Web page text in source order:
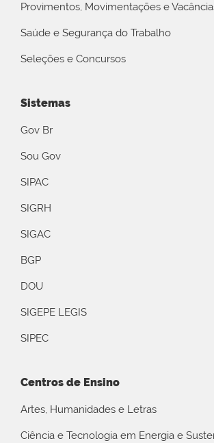
Provimentos, Movimentações e
Saúde e Segurança do Trabalho
Seleções e Concursos
Sistemas
Gov Br
Sou Gov
SIPAC
SIGRH
SIGAC
BGP
DOU
SIGEPE LEGIS
SIPEC
Centros de Ensino
Artes, Humanidades e Letras
Ciência e Tecnologia em Energia e